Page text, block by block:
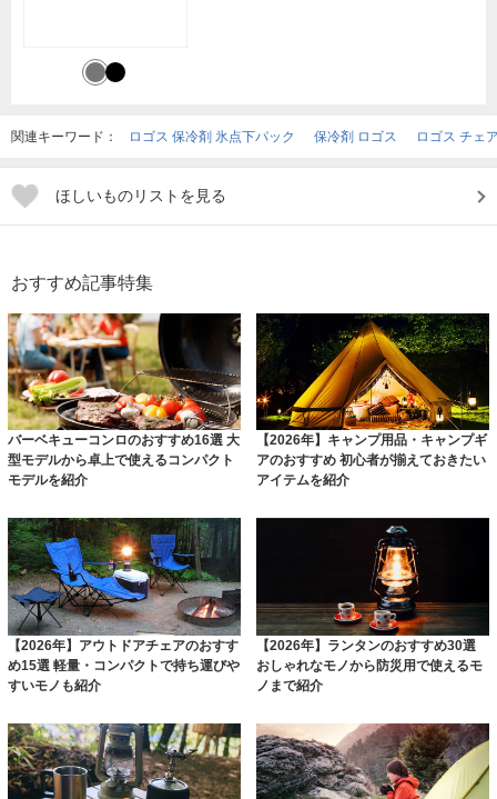
関連キーワード： ロゴス 保冷剤 氷点下パック 保冷剤 ロゴス ロゴス チェ
ほしいものリストを見る
おすすめ記事特集
バーベキューコンロのおすすめ16選 大
型モデルから卓上で使えるコンパクト
モデルを紹介
【2026年】キャンプ用品・キャンプギ
アのおすすめ 初心者が揃えておきたい
アイテムを紹介
【2026年】アウトドアチェアのおすす
め15選 軽量・コンパクトで持ち運びや
すいモノも紹介
【2026年】ランタンのおすすめ30選
おしゃれなモノから防災用で使えるモ
ノまで紹介